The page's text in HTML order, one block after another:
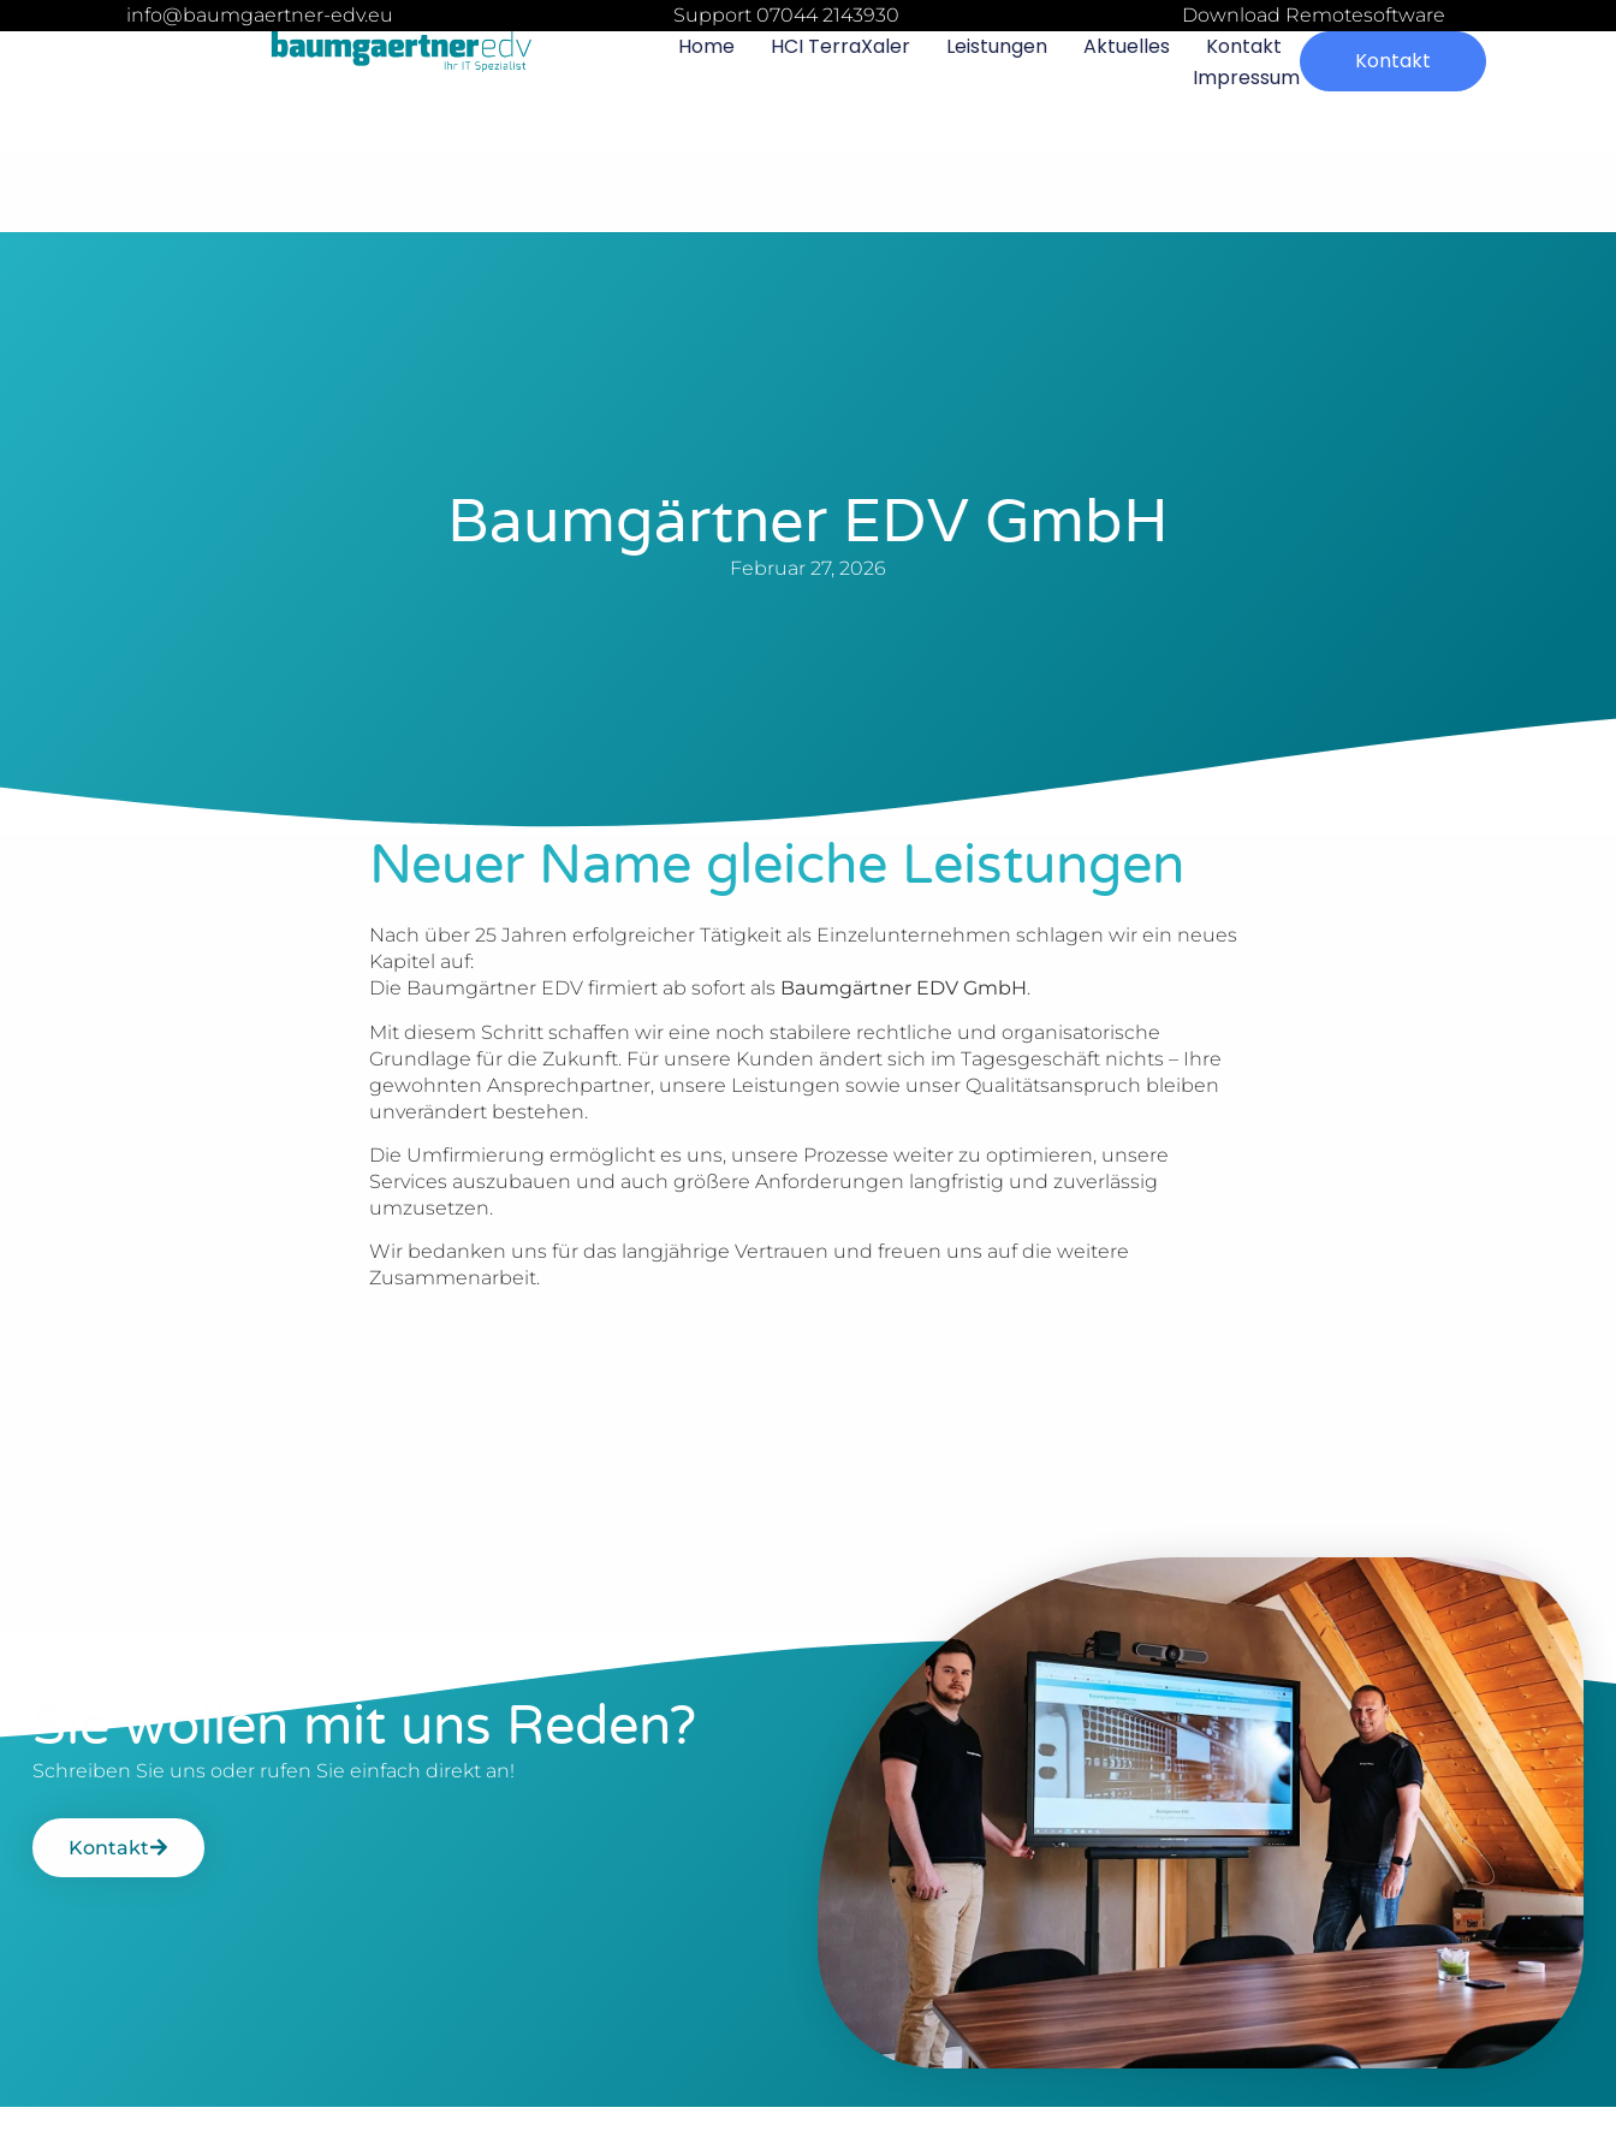
info@baumgaertner-edv.eu Support 07044 2143930 Download Remotesoftware
Home HCI TerraXaler Leistungen Aktuelles
Kontakt
Impressum
Kontakt
Baumgärtner EDV GmbH
Februar 27, 2026
Neuer Name gleiche Leistungen
Nach über 25 Jahren erfolgreicher Tätigkeit als Einzelunternehmen schlagen wir ein neues
Kapitel auf:
Die Baumgärtner EDV firmiert ab sofort als Baumgärtner EDV GmbH.
Mit diesem Schritt schaffen wir eine noch stabilere rechtliche und organisatorische
Grundlage für die Zukunft. Für unsere Kunden ändert sich im Tagesgeschäft nichts – Ihre
gewohnten Ansprechpartner, unsere Leistungen sowie unser Qualitätsanspruch bleiben
unverändert bestehen.
Die Umfirmierung ermöglicht es uns, unsere Prozesse weiter zu optimieren, unsere
Services auszubauen und auch größere Anforderungen langfristig und zuverlässig
umzusetzen.
Wir bedanken uns für das langjährige Vertrauen und freuen uns auf die weitere
Zusammenarbeit.
Sie wollen mit uns Reden?
Schreiben Sie uns oder rufen Sie einfach direkt an!
Kontakt